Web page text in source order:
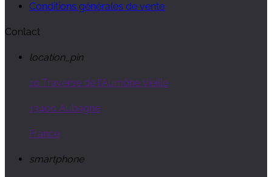
Conditions générales de vente
Contact
location_pin
10 Traverse de l'Aumône Vieille
13400 Aubagne
France
smartphone